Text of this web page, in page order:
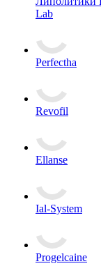
Lab
Perfectha
Revofil
Ellanse
Ial-System
Progelcaine